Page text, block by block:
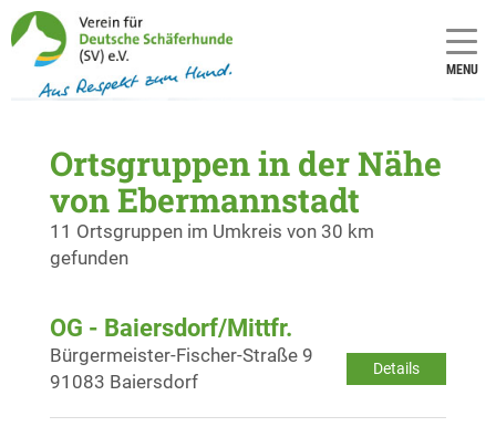
MENU
Ortsgruppen in der Nähe
von Ebermannstadt
11 Ortsgruppen im Umkreis von 30 km
gefunden
OG - Baiersdorf/Mittfr.
Details
Bürgermeister-Fischer-Straße 9
91083 Baiersdorf